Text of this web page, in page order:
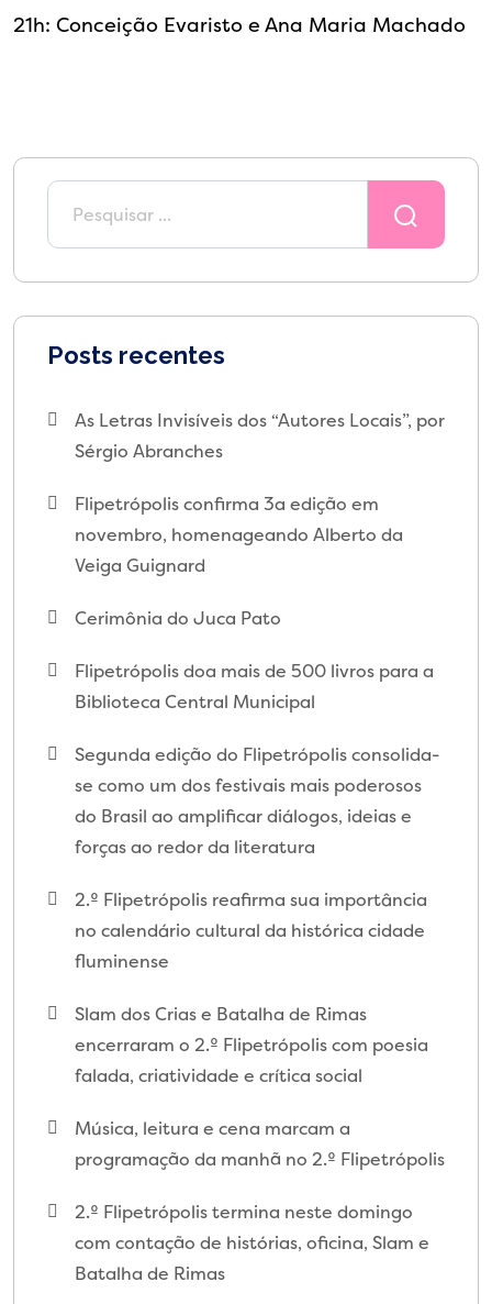
21h: Conceição Evaristo e Ana Maria Machado
Posts recentes
As Letras Invisíveis dos “Autores Locais”, por
Sérgio Abranches
Flipetrópolis confirma 3a edição em
novembro, homenageando Alberto da
Veiga Guignard
Cerimônia do Juca Pato
Flipetrópolis doa mais de 500 livros para a
Biblioteca Central Municipal
Segunda edição do Flipetrópolis consolida-
se como um dos festivais mais poderosos
do Brasil ao amplificar diálogos, ideias e
forças ao redor da literatura
2.º Flipetrópolis reafirma sua importância
no calendário cultural da histórica cidade
fluminense
Slam dos Crias e Batalha de Rimas
encerraram o 2.º Flipetrópolis com poesia
falada, criatividade e crítica social
Música, leitura e cena marcam a
programação da manhã no 2.º Flipetrópolis
2.º Flipetrópolis termina neste domingo
com contação de histórias, oficina, Slam e
Batalha de Rimas